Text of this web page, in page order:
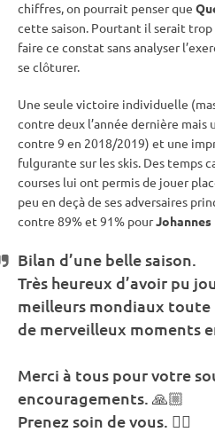
chiffres, on pourrait penser que
cette saison. Pourtant il serait
faire ce constat sans analyser
se clôturer.
Une seule victoire individuelle (
contre deux l’année dernière
contre 9 en 2018/2019) et une
fulgurante sur les skis. Des temps
courses lui ont permis de jouer
peu en deçà de ses adversaires
contre 89% et 91% pourJohannes
Bilan d’une belle saison.
Très heureux d’avoir pu
meilleurs mondiaux toute
de merveilleux moments
Merci à tous pour votre
encouragements. 🙏🏼
Prenez soin de vous. ✊🏻